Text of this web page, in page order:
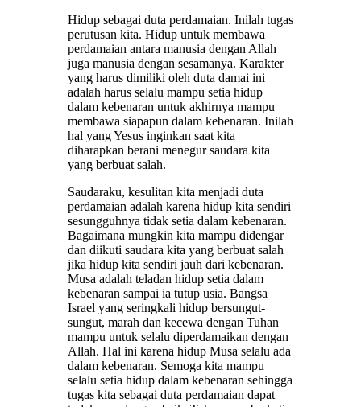
Hidup sebagai duta perdamaian. Inilah tugas
perutusan kita. Hidup untuk membawa
perdamaian antara manusia dengan Allah
juga manusia dengan sesamanya. Karakter
yang harus dimiliki oleh duta damai ini
adalah harus selalu mampu setia hidup
dalam kebenaran untuk akhirnya mampu
membawa siapapun dalam kebenaran. Inilah
hal yang Yesus inginkan saat kita
diharapkan berani menegur saudara kita
yang berbuat salah.
Saudaraku, kesulitan kita menjadi duta
perdamaian adalah karena hidup kita sendiri
sesungguhnya tidak setia dalam kebenaran.
Bagaimana mungkin kita mampu didengar
dan diikuti saudara kita yang berbuat salah
jika hidup kita sendiri jauh dari kebenaran.
Musa adalah teladan hidup setia dalam
kebenaran sampai ia tutup usia. Bangsa
Israel yang seringkali hidup bersungut-
sungut, marah dan kecewa dengan Tuhan
mampu untuk selalu diperdamaikan dengan
Allah. Hal ini karena hidup Musa selalu ada
dalam kebenaran. Semoga kita mampu
selalu setia hidup dalam kebenaran sehingga
tugas kita sebagai duta perdamaian dapat